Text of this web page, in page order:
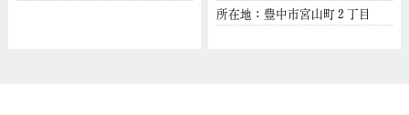
所在地：豊中市宮山町２丁目